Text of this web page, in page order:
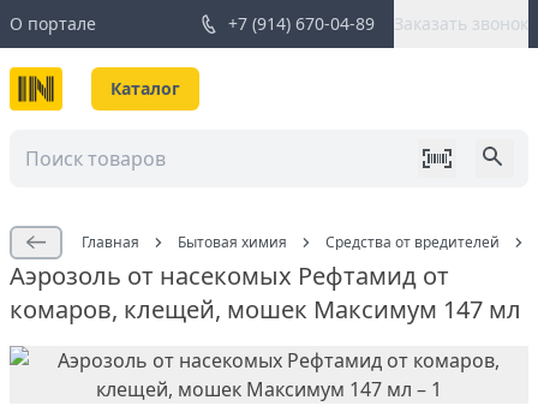
О портале +7 (914) 670-04-89 Заказать звонок
Каталог
Главная Бытовая химия Средства от вредителей
Аэрозоль от насекомых Рефтамид от
комаров, клещей, мошек Максимум 147 мл